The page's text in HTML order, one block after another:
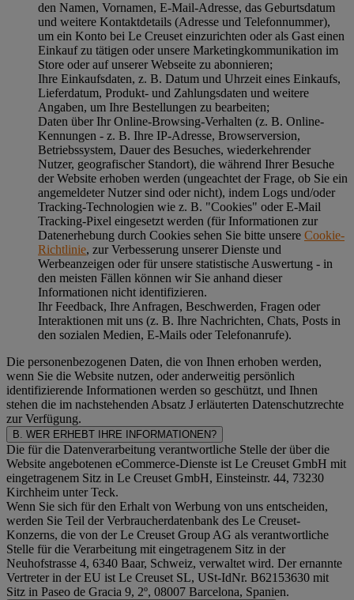
den Namen, Vornamen, E-Mail-Adresse, das Geburtsdatum
und weitere Kontaktdetails (Adresse und Telefonnummer),
um ein Konto bei Le Creuset einzurichten oder als Gast einen
Einkauf zu tätigen oder unsere Marketingkommunikation im
Store oder auf unserer Webseite zu abonnieren;
Ihre Einkaufsdaten, z. B. Datum und Uhrzeit eines Einkaufs,
Lieferdatum, Produkt- und Zahlungsdaten und weitere
Angaben, um Ihre Bestellungen zu bearbeiten;
Daten über Ihr Online-Browsing-Verhalten (z. B. Online-
Kennungen - z. B. Ihre IP-Adresse, Browserversion,
Betriebssystem, Dauer des Besuches, wiederkehrender
Nutzer, geografischer Standort), die während Ihrer Besuche
der Website erhoben werden (ungeachtet der Frage, ob Sie ein
angemeldeter Nutzer sind oder nicht), indem Logs und/oder
Tracking-Technologien wie z. B. "Cookies" oder E-Mail
Tracking-Pixel eingesetzt werden (für Informationen zur
Datenerhebung durch Cookies sehen Sie bitte unsere Cookie-
Richtlinie, zur Verbesserung unserer Dienste und
Werbeanzeigen oder für unsere statistische Auswertung - in
den meisten Fällen können wir Sie anhand dieser
Informationen nicht identifizieren.
Ihr Feedback, Ihre Anfragen, Beschwerden, Fragen oder
Interaktionen mit uns (z. B. Ihre Nachrichten, Chats, Posts in
den sozialen Medien, E-Mails oder Telefonanrufe).
Die personenbezogenen Daten, die von Ihnen erhoben werden,
wenn Sie die Website nutzen, oder anderweitig persönlich
identifizierende Informationen werden so geschützt, und Ihnen
stehen die im nachstehenden Absatz J erläuterten Datenschutzrechte
zur Verfügung.
B. WER ERHEBT IHRE INFORMATIONEN?
Die für die Datenverarbeitung verantwortliche Stelle der über die
Website angebotenen eCommerce-Dienste ist Le Creuset GmbH mit
eingetragenem Sitz in Le Creuset GmbH, Einsteinstr. 44, 73230
Kirchheim unter Teck.
Wenn Sie sich für den Erhalt von Werbung von uns entscheiden,
werden Sie Teil der Verbraucherdatenbank des Le Creuset-
Konzerns, die von der Le Creuset Group AG als verantwortliche
Stelle für die Verarbeitung mit eingetragenem Sitz in der
Neuhofstrasse 4, 6340 Baar, Schweiz, verwaltet wird. Der ernannte
Vertreter in der EU ist Le Creuset SL, USt-IdNr. B62153630 mit
Sitz in Paseo de Gracia 9, 2º, 08007 Barcelona, Spanien.